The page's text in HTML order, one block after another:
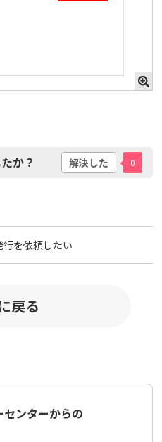
か？ 解決した 0
を依頼したい
戻る
センターからの